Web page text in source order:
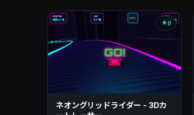
0
ネオングリッドライダー - 3Dカ